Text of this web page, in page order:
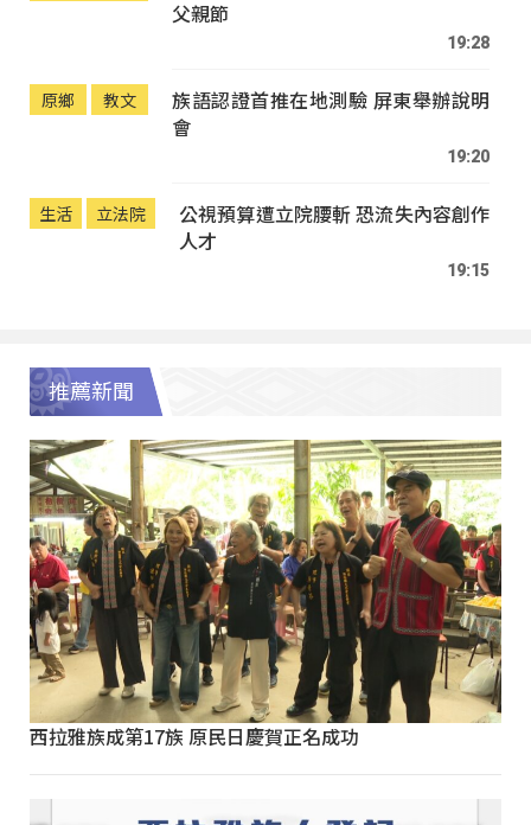
父親節
19:28
原鄉 教文
族語認證首推在地測驗 屏東舉辦說明
會
19:20
生活 立法院
公視預算遭立院腰斬 恐流失內容創作
人才
19:15
推薦新聞
西拉雅族成第17族 原民日慶賀正名成功